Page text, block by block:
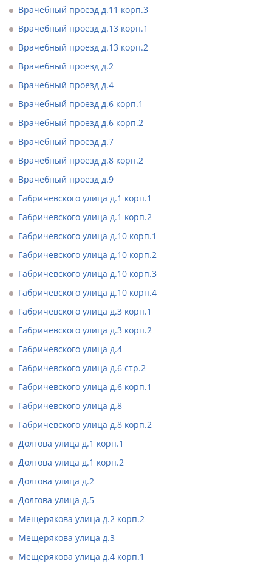
Врачебный проезд д.11 корп.3
Врачебный проезд д.13 корп.1
Врачебный проезд д.13 корп.2
Врачебный проезд д.2
Врачебный проезд д.4
Врачебный проезд д.6 корп.1
Врачебный проезд д.6 корп.2
Врачебный проезд д.7
Врачебный проезд д.8 корп.2
Врачебный проезд д.9
Габричевского улица д.1 корп.1
Габричевского улица д.1 корп.2
Габричевского улица д.10 корп.1
Габричевского улица д.10 корп.2
Габричевского улица д.10 корп.3
Габричевского улица д.10 корп.4
Габричевского улица д.3 корп.1
Габричевского улица д.3 корп.2
Габричевского улица д.4
Габричевского улица д.6 стр.2
Габричевского улица д.6 корп.1
Габричевского улица д.8
Габричевского улица д.8 корп.2
Долгова улица д.1 корп.1
Долгова улица д.1 корп.2
Долгова улица д.2
Долгова улица д.5
Мещерякова улица д.2 корп.2
Мещерякова улица д.3
Мещерякова улица д.4 корп.1